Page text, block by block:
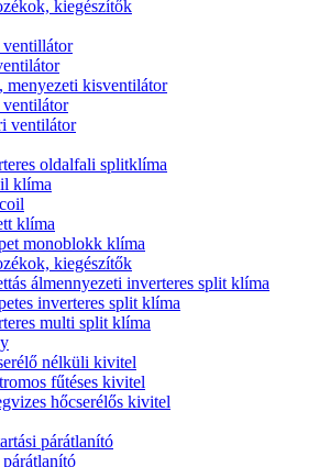
kiegészítők
ventillátor
menyezeti kisventilátor
ventilátor
oldalfali splitklíma
klíma
klíma
monoblokk klíma
kiegészítők
álmennyezeti inverteres split klíma
inverteres split klíma
multi split klíma
nélküli kivitel
fűtéses kivitel
hőcserélős kivitel
párátlanító